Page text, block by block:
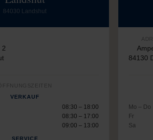
84030 Landshut
2
ÖFFNUNGSZEITEN
VERKAUF
08:30 – 18:00
08:30 – 17:00
09:00 – 13:00
SERVICE
84130
Mo – Do
Fr
Sa